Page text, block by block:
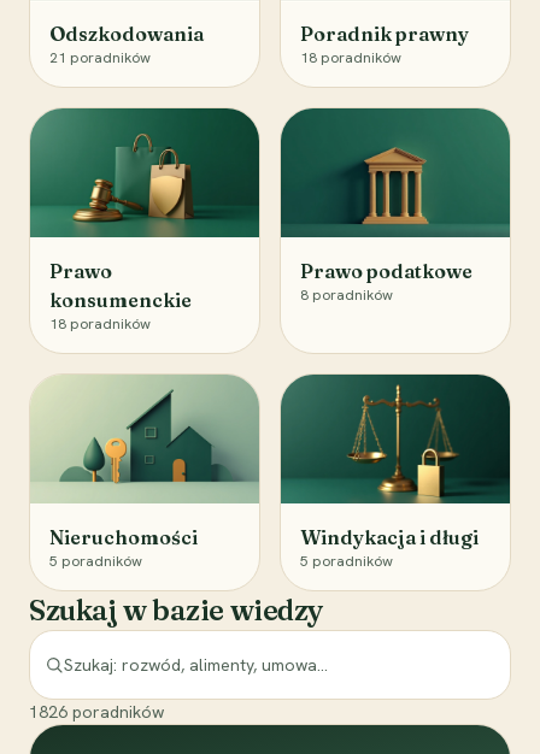
Odszkodowania
21 poradników
Poradnik prawny
18 poradników
Prawo
konsumenckie
18 poradników
Prawo podatkowe
8 poradników
Nieruchomości
5 poradników
Windykacja i długi
5 poradników
Szukaj w bazie wiedzy
1826 poradników